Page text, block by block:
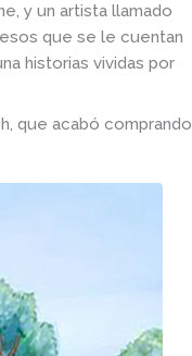
y un artista llamado
que se le cuentan
historias vividas por
que acabó comprando